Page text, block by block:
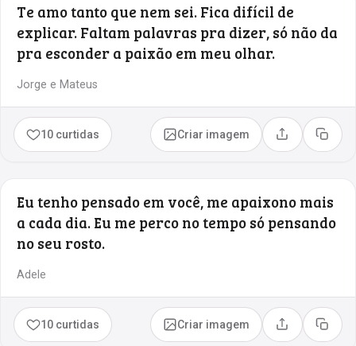
Te amo tanto que nem sei. Fica difícil de
explicar. Faltam palavras pra dizer, só não da
pra esconder a paixão em meu olhar.
Jorge e Mateus
10 curtidas Criar imagem Compartilhar
Copiar
Eu tenho pensado em você, me apaixono mais
a cada dia. Eu me perco no tempo só pensando
no seu rosto.
Adele
10 curtidas Criar imagem Compartilhar
Copiar